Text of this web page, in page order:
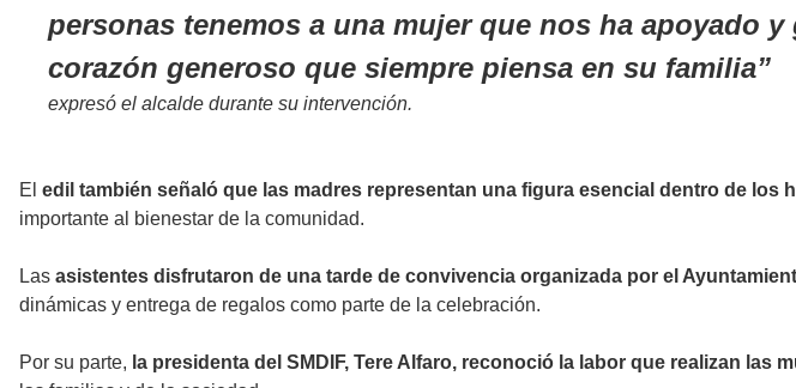
personas tenemos a una mujer que nos ha apoyado
corazón generoso que siempre piensa en su familia
expresó el alcalde durante su intervención.
El edil también señaló que las madres representan una figura esencial dentro de los
importante al bienestar de la comunidad.
Las asistentes disfrutaron de una tarde de convivencia organizada por el
dinámicas y entrega de regalos como parte de la celebración.
Por su parte, la presidenta del SMDIF, Tere Alfaro, reconoció la labor que realizan